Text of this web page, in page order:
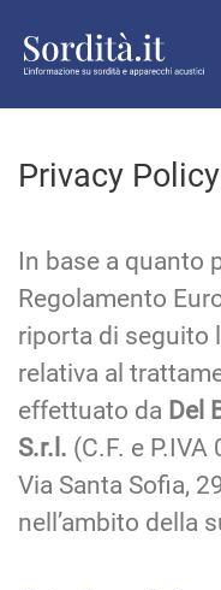
Privacy Policy
In base a quanto
Regolamento
riporta di seguito
relativa al
effettuato da Del
S.r.l. (C.F. e
Via Santa Sofia,
nell’ambito della